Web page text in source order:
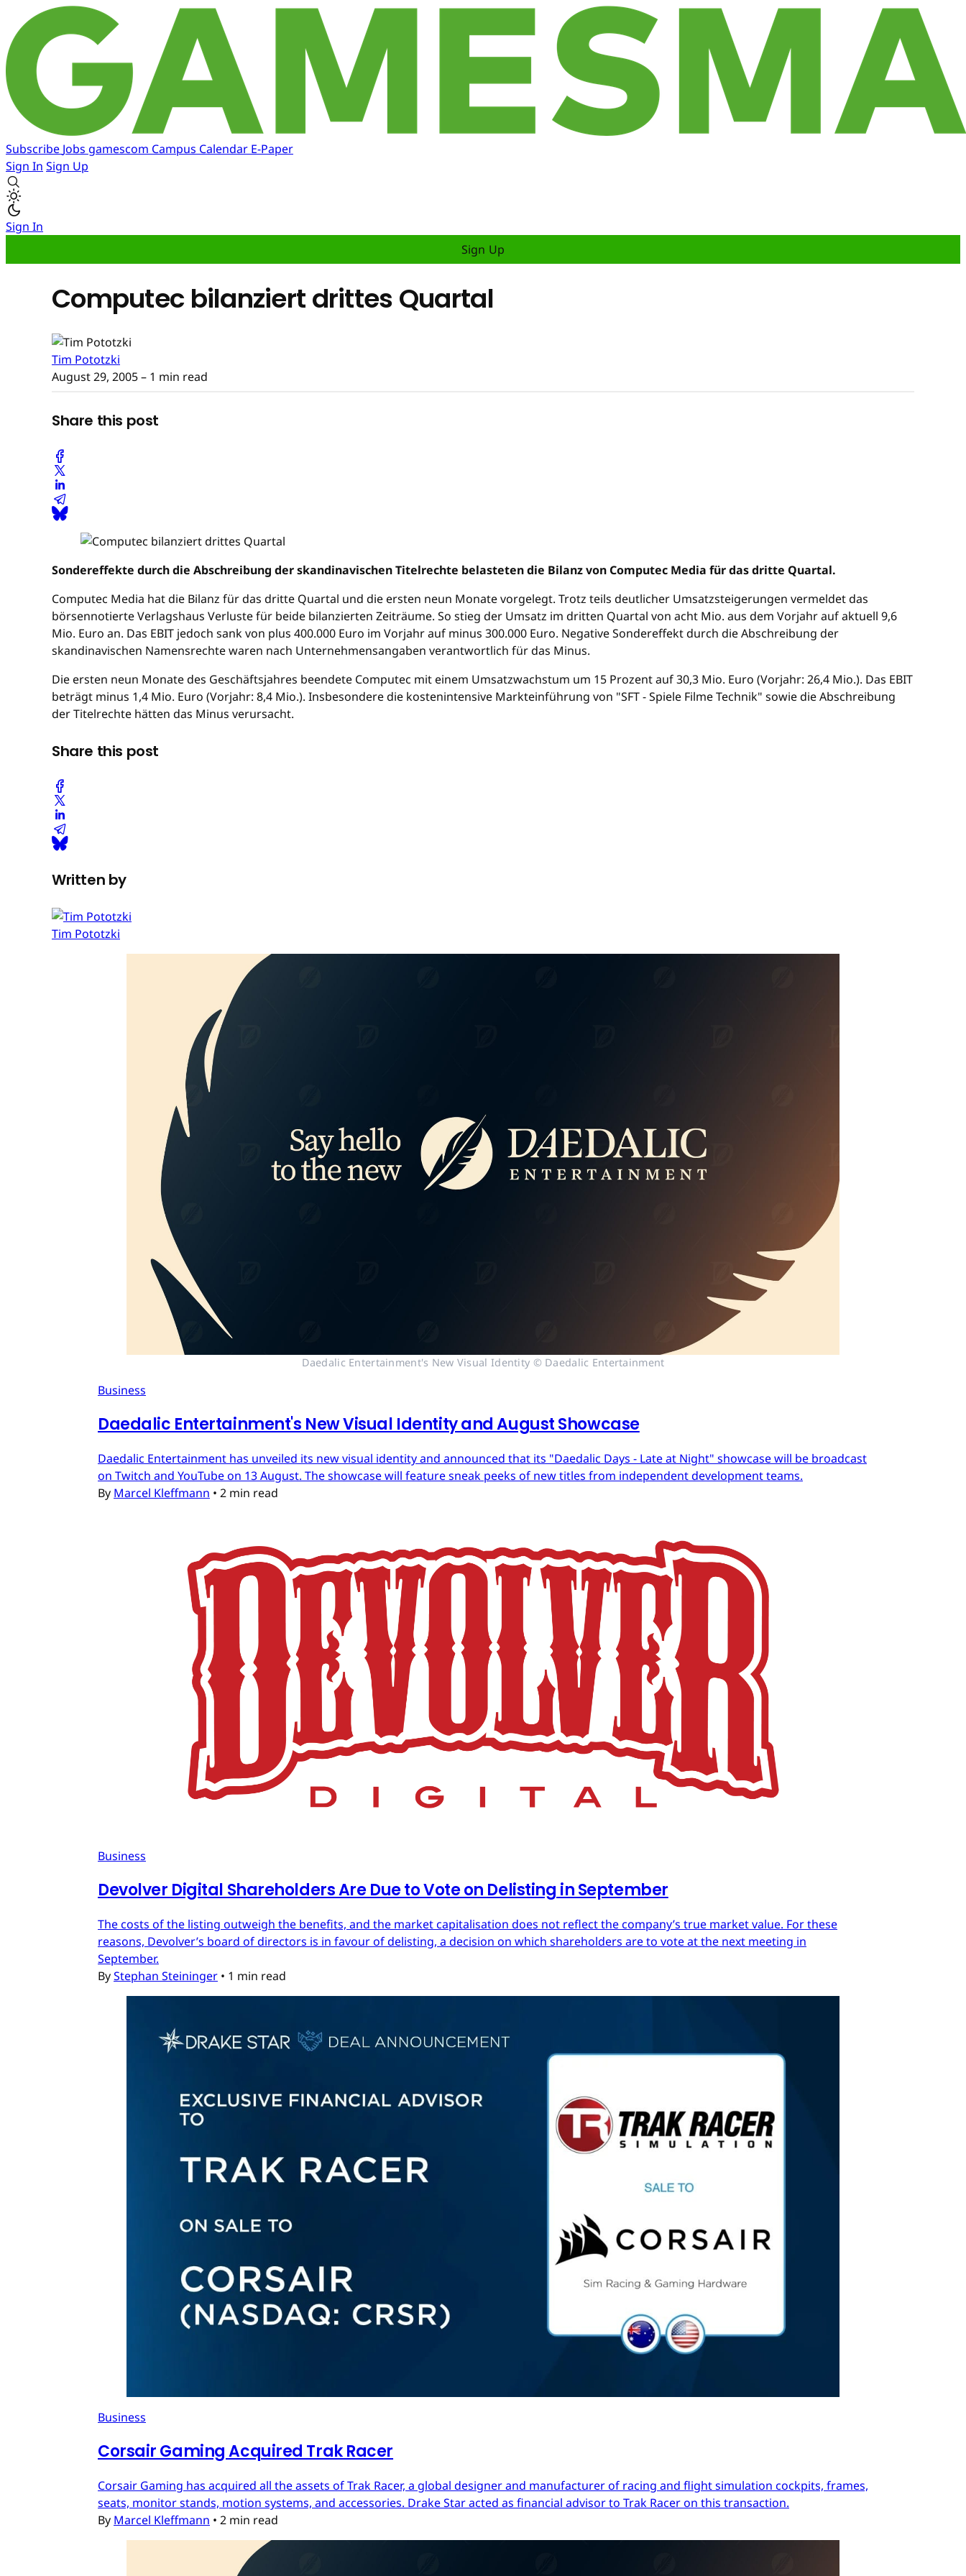
Subscribe Jobs gamescom Campus Calendar E-Paper
Sign In Sign Up
Sign In
Sign Up
Computec bilanziert drittes Quartal
Tim Pototzki
August 29, 2005– 1 min read
Share this post
Sondereffekte durch die Abschreibung der skandinavischen Titelrechte belasteten die Bilanz von Computec Media für das dritte Quartal.
Computec Media hat die Bilanz für das dritte Quartal und die ersten neun Monate vorgelegt. Trotz teils deutlicher Umsatzsteigerungen vermeldet das
börsennotierte Verlagshaus Verluste für beide bilanzierten Zeiträume. So stieg der Umsatz im dritten Quartal von acht Mio. aus dem Vorjahr auf aktuell 9,6
Mio. Euro an. Das EBIT jedoch sank von plus 400.000 Euro im Vorjahr auf minus 300.000 Euro. Negative Sondereffekt durch die Abschreibung der
skandinavischen Namensrechte waren nach Unternehmensangaben verantwortlich für das Minus.
Die ersten neun Monate des Geschäftsjahres beendete Computec mit einem Umsatzwachstum um 15 Prozent auf 30,3 Mio. Euro (Vorjahr: 26,4 Mio.). Das EBIT
beträgt minus 1,4 Mio. Euro (Vorjahr: 8,4 Mio.). Insbesondere die kostenintensive Markteinführung von "SFT - Spiele Filme Technik" sowie die Abschreibung
der Titelrechte hätten das Minus verursacht.
Share this post
Written by
Tim Pototzki
Daedalic Entertainment's New Visual Identity © Daedalic Entertainment
Business
Daedalic Entertainment's New Visual Identity and August Showcase
Daedalic Entertainment has unveiled its new visual identity and announced that its "Daedalic Days - Late at Night" showcase will be broadcast
on Twitch and YouTube on 13 August. The showcase will feature sneak peeks of new titles from independent development teams.
By Marcel Kleffmann • 2 min read
Business
Devolver Digital Shareholders Are Due to Vote on Delisting in September
The costs of the listing outweigh the benefits, and the market capitalisation does not reflect the company’s true market value. For these
reasons, Devolver’s board of directors is in favour of delisting, a decision on which shareholders are to vote at the next meeting in
September.
ByStephan Steininger • 1 min read
Business
Corsair Gaming Acquired Trak Racer
Corsair Gaming has acquired all the assets of Trak Racer, a global designer and manufacturer of racing and flight simulation cockpits, frames,
seats, monitor stands, motion systems, and accessories. Drake Star acted as financial advisor to Trak Racer on this transaction.
By Marcel Kleffmann • 2 min read